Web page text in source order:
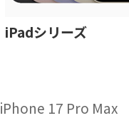
iPadシリーズ
iPhone 17 Pro Max